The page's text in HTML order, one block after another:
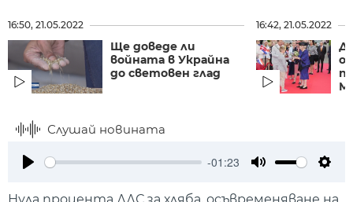
16:50, 21.05.2022
Ще доведе ли
войната в Украйна
до световен глад
16:42, 21.05.2022
Слушай новината
-01:23